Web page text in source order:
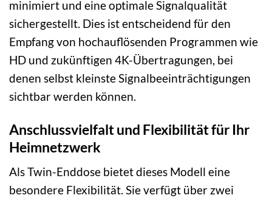
minimiert und eine optimale Signalqualität
sichergestellt. Dies ist entscheidend für den
Empfang von hochauflösenden Programmen wie
HD und zukünftigen 4K-Übertragungen, bei
denen selbst kleinste Signalbeeinträchtigungen
sichtbar werden können.
Anschlussvielfalt und Flexibilität für Ihr
Heimnetzwerk
Als Twin-Enddose bietet dieses Modell eine
besondere Flexibilität. Sie verfügt über zwei